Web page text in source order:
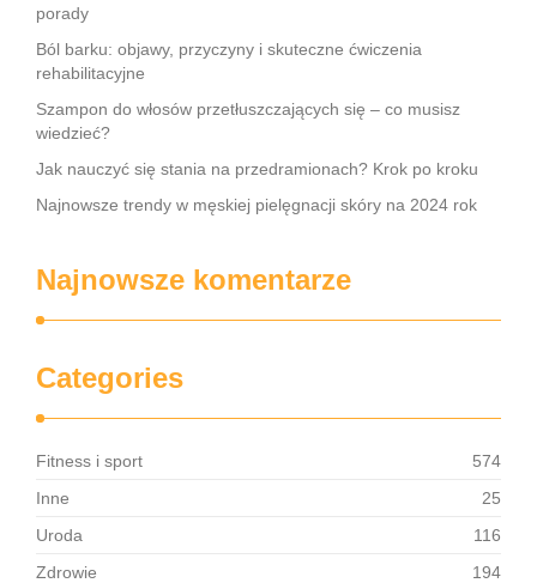
porady
Ból barku: objawy, przyczyny i skuteczne ćwiczenia
rehabilitacyjne
Szampon do włosów przetłuszczających się – co musisz
wiedzieć?
Jak nauczyć się stania na przedramionach? Krok po kroku
Najnowsze trendy w męskiej pielęgnacji skóry na 2024 rok
Najnowsze komentarze
Categories
Fitness i sport
574
Inne
25
Uroda
116
Zdrowie
194